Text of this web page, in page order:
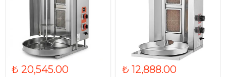
₺ 20,545.00 ₺ 12,888.00